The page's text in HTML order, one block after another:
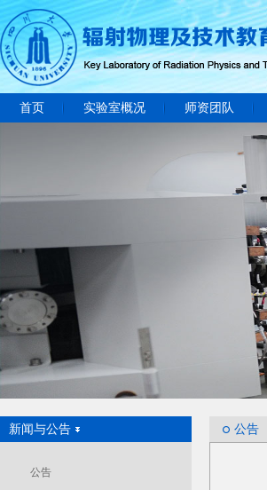
首页 实验室概况 师资团队
新闻与公告
公告
公告